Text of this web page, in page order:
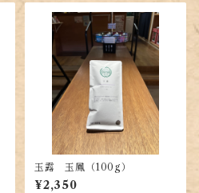
玉露 玉鳳（100g）
¥2,350